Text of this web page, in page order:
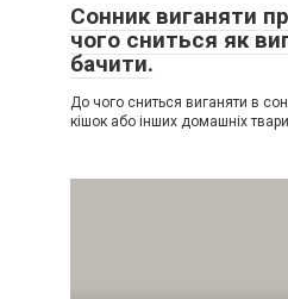
Сонник виганяти
чого сниться як
бачити.
До чого сниться виганяти в
кішок або інших домашніх